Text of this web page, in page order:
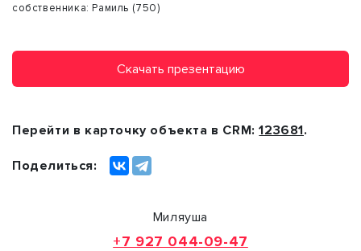
собственника: Рамиль (750)
Скачать презентацию
Перейти в карточку объекта в CRM:123681.
Поделиться:
Миляуша
+7 927 044-09-47